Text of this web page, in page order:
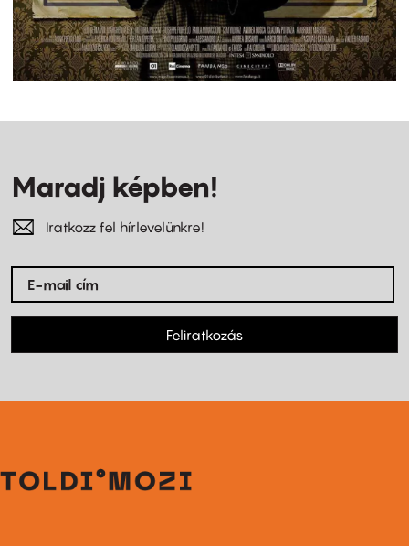
Maradj képben!
Iratkozz fel hírlevelünkre!
Feliratkozás